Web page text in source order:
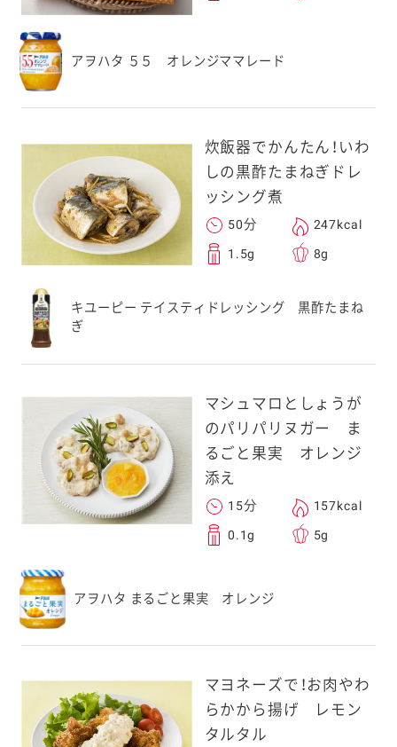
アヲハタ ５５ オレンジママレード
炊飯器でかんたん！いわ
しの黒酢たまねぎドレ
ッシング煮
50分 247kcal
1.5g 8g
キユーピー テイスティドレッシング 黒酢たまね
ぎ
マシュマロとしょうが
のパリパリヌガー ま
るごと果実 オレンジ
添え
15分 157kcal
0.1g 5g
アヲハタ まるごと果実 オレンジ
マヨネーズで！お肉やわ
らかから揚げ レモン
タルタル